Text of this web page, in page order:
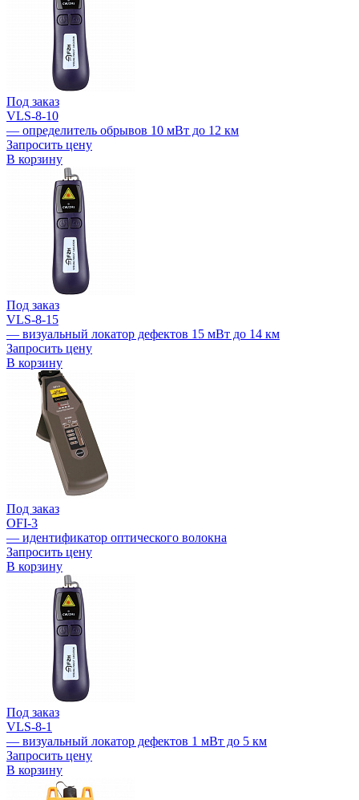
Под заказ
VLS-8-10
— определитель обрывов 10 мВт до 12 км
Запросить цену
В корзину
Под заказ
VLS-8-15
— визуальный локатор дефектов 15 мВт до 14 км
Запросить цену
В корзину
Под заказ
OFI-3
— идентификатор оптического волокна
Запросить цену
В корзину
Под заказ
VLS-8-1
— визуальный локатор дефектов 1 мВт до 5 км
Запросить цену
В корзину